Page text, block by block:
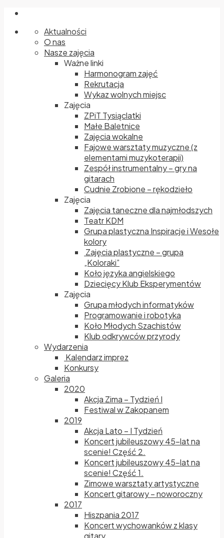
Aktualności
O nas
Nasze zajęcia
Ważne linki
Harmonogram zajęć
Rekrutacja
Wykaz wolnych miejsc
Zajęcia
ZPiT Tysiąclatki
Małe Baletnice
Zajęcia wokalne
Fajowe warsztaty muzyczne (z
elementami muzykoterapii)
Zespół instrumentalny – gry na
gitarach
Cudnie Zrobione – rękodzieło
Zajęcia
Zajęcia taneczne dla najmłodszych
Teatr KDM
Grupa plastyczna Inspiracje i Wesołe
kolory
Zajęcia plastyczne – grupa
„Koloraki”
Koło języka angielskiego
Dziecięcy Klub Eksperymentów
Zajęcia
Grupa młodych informatyków
Programowanie i robotyka
Koło Młodych Szachistów
Klub odkrywców przyrody
Wydarzenia
Kalendarz imprez
Konkursy
Galeria
2020
Akcja Zima – Tydzień I
Festiwal w Zakopanem
2019
Akcja Lato – I Tydzień
Koncert jubileuszowy 45-lat na
scenie! Część 2.
Koncert jubileuszowy 45-lat na
scenie! Część 1.
Zimowe warsztaty artystyczne
Koncert gitarowy – noworoczny
2017
Hiszpania 2017
Koncert wychowanków z klasy
gitary